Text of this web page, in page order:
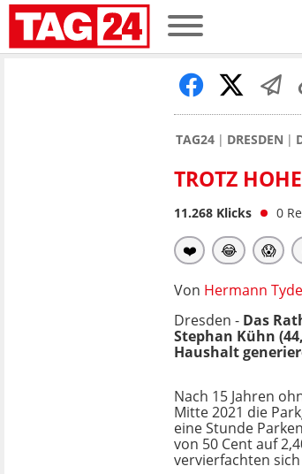
TAG24 DRESDEN
TROTZ
11.268 Klicks 0
❤️ 😂 😱
Von Hermann
Dresden - Das
Stephan Kühn
Haushalt
Nach 15 Jahren
Mitte 2021 die
eine Stunde
von 50 Cent auf
vervierfachten